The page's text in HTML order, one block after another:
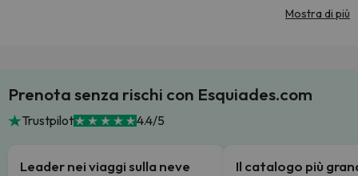
Mostra di più
Prenota senza rischi con Esquiades.com
Trustpilot 4.4/5
Leader nei viaggi sulla neve Il catalogo più